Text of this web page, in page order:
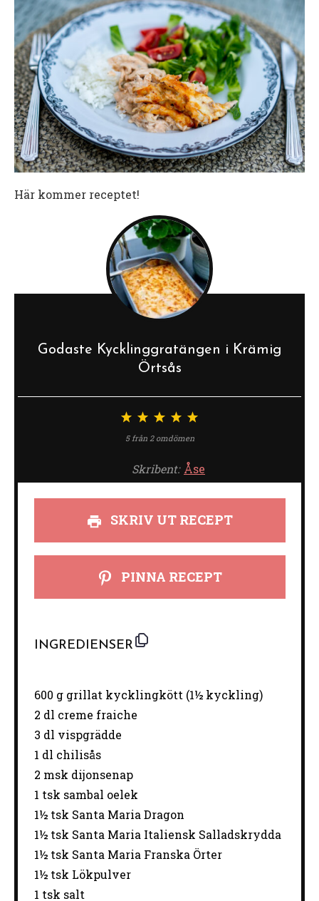
Här kommer receptet!
Godaste Kycklinggratängen i Krämig
Örtsås
5
4
stjärnor
3
stjärnor
2
stjärnor
1
stjärna
5från 2omdömen
Skribent: Åse
SKRIV UT RECEPT
PINNA RECEPT
INGREDIENSER
600 ggrillat kycklingkött (1½kyckling)
2 dl creme fraiche
3 dl vispgrädde
1 dl chilisås
2 msk dijonsenap
1 tsk sambal oelek
1½tsk Santa Maria Dragon
1½tsk Santa Maria Italiensk Salladskrydda
1½tsk Santa Maria Franska Örter
1½tsk Lökpulver
1 tsk salt